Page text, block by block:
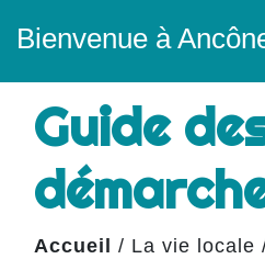
Bienvenue à
Guide
Accueil / La vie locale